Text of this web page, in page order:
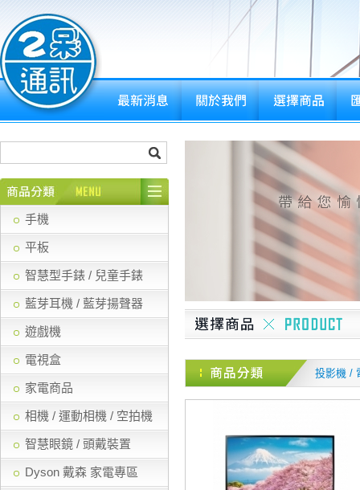
手機
平板
智慧型手錶 / 兒童手錶
藍芽耳機 / 藍芽揚聲器
遊戲機
電視盒
家電商品
相機 / 運動相機 / 空拍機
智慧眼鏡 / 頭戴裝置
Dyson 戴森 家電專區
投影機 /